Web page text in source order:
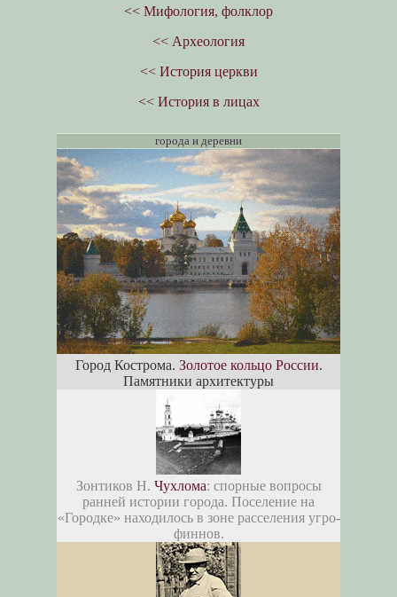
<< Мифология, фолклор
<< Археология
<< История церкви
<< История в лицах
города и деревни
Город Кострома. Золотое кольцо России.
Памятники архитектуры
Зонтиков Н. Чухлома: спорные вопросы
ранней истории города. Поселение на
«Городке» находилось в зоне расселения угро-
финнов.